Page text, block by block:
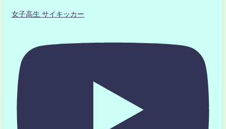
女子高生 サイキッカー